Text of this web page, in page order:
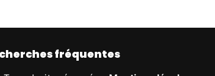
fréquentes